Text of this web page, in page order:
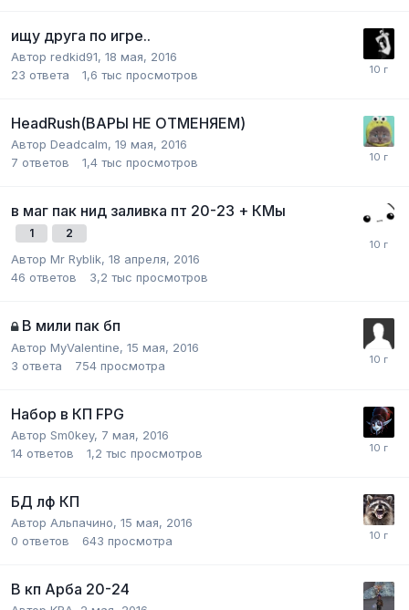
ищу друга по игре..
Автор redkid91, 18 мая, 2016
23 ответа 1,6 тыс просмотров
HeadRush(ВАРЫ НЕ ОТМЕНЯЕМ)
Автор Deadcalm, 19 мая, 2016
7 ответов 1,4 тыс просмотров
в маг пак нид заливка пт 20-23 + КМы
1 2
Автор Mr Ryblik, 18 апреля, 2016
46 ответов 3,2 тыс просмотров
В мили пак бп
Автор MyValentine, 15 мая, 2016
3 ответа 754 просмотра
Набор в КП FPG
Автор Sm0key, 7 мая, 2016
14 ответов 1,2 тыс просмотров
БД лф КП
Автор Альпачино, 15 мая, 2016
0 ответов 643 просмотра
В кп Арба 20-24